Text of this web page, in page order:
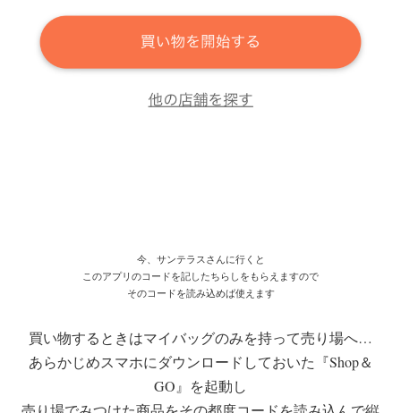
今、サンテラスさんに行くと
このアプリのコードを記したちらしをもらえますので
そのコードを読み込めば使えます
買い物するときはマイバッグのみを持って売り場へ…
あらかじめスマホにダウンロードしておいた『Shop＆
GO』を起動し